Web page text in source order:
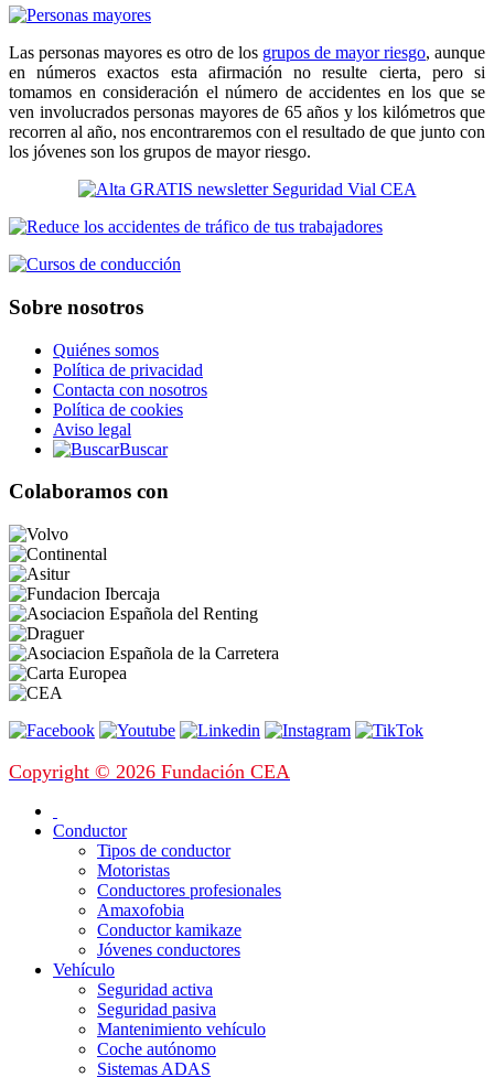
Las personas mayores es otro de los grupos de mayor riesgo, aunque
en números exactos esta afirmación no resulte cierta, pero si
tomamos en consideración el número de accidentes en los que se
ven involucrados personas mayores de 65 años y los kilómetros que
recorren al año, nos encontraremos con el resultado de que junto con
los jóvenes son los grupos de mayor riesgo.
Sobre nosotros
Quiénes somos
Política de privacidad
Contacta con nosotros
Política de cookies
Aviso legal
Buscar
Colaboramos con
Copyright © 2026 Fundación CEA
Conductor
Tipos de conductor
Motoristas
Conductores profesionales
Amaxofobia
Conductor kamikaze
Jóvenes conductores
Vehículo
Seguridad activa
Seguridad pasiva
Mantenimiento vehículo
Coche autónomo
Sistemas ADAS